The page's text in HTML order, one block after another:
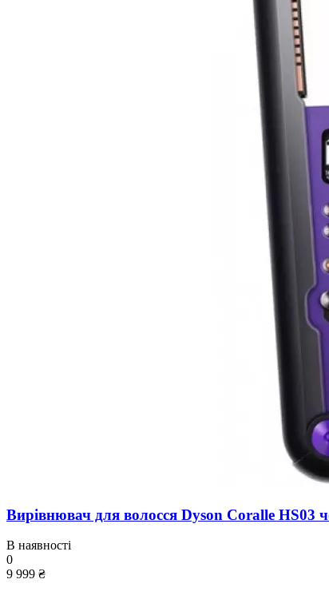
Вирівнювач для волосся Dyson Coralle HS03
В наявності
0
9 999 ₴